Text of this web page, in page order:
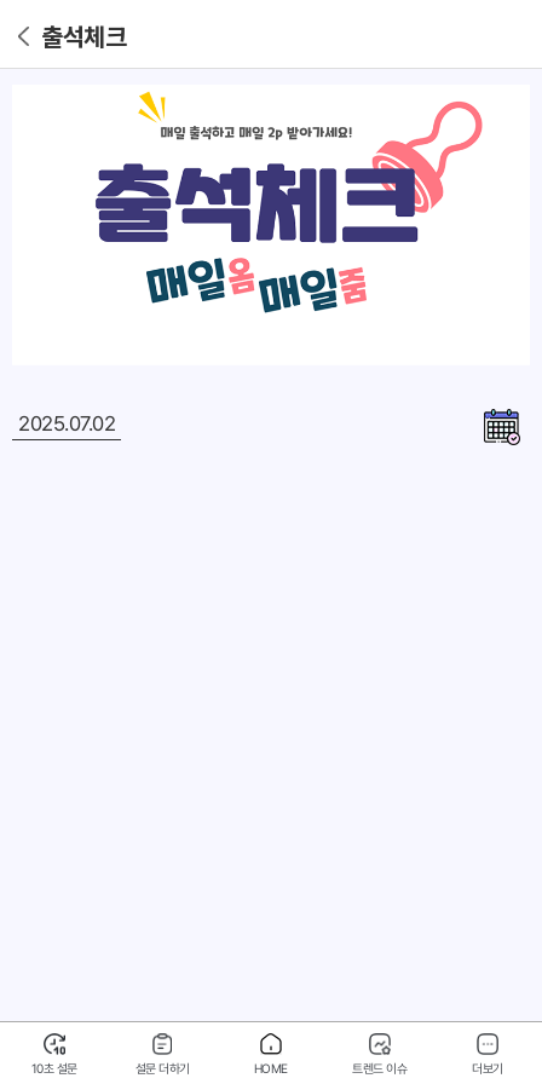
출석체크
2025.07.02
10초 설문 설문 더하기 HOME 트렌드 이슈 더보기